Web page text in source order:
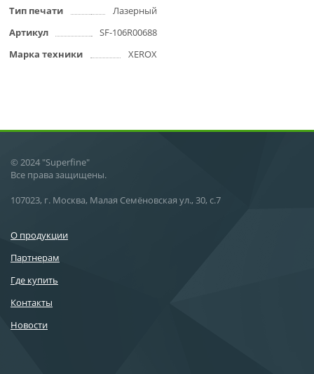
Тип печати
Лазерный
Артикул
SF-106R00688
Марка техники
XEROX
© 2024 "Superfine"
Все права защищены.
107023, г. Москва, Малая Семёновская ул., 30, с.7
О продукции
Партнерам
Где купить
Контакты
Новости